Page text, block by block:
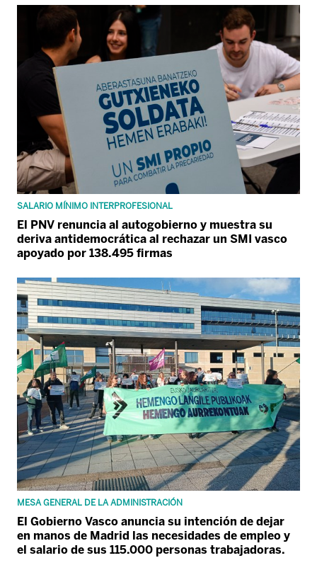
SALARIO MÍNIMO INTERPROFESIONAL
El PNV renuncia al autogobierno y muestra su
deriva antidemocrática al rechazar un SMI vasco
apoyado por 138.495 firmas
MESA GENERAL DE LA ADMINISTRACIÓN
El Gobierno Vasco anuncia su intención de dejar
en manos de Madrid las necesidades de empleo y
el salario de sus 115.000 personas trabajadoras.